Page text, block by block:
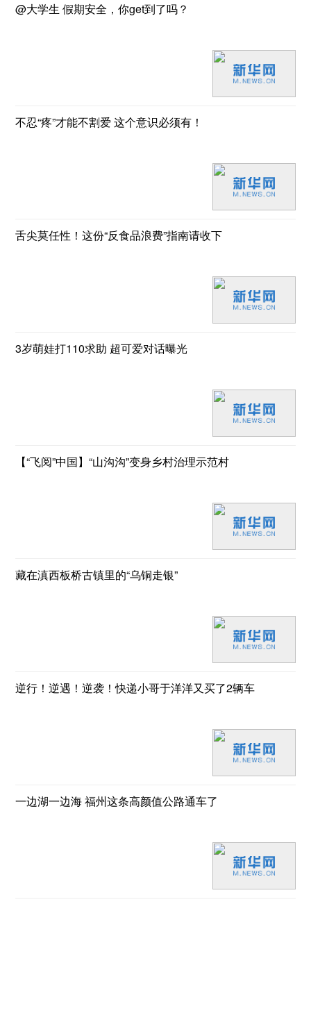
@大学生 假期安全，你get到了吗？
不忍“疼”才能不割爱 这个意识必须有！
舌尖莫任性！这份“反食品浪费”指南请收下
3岁萌娃打110求助 超可爱对话曝光
【“飞阅”中国】“山沟沟”变身乡村治理示范村
藏在滇西板桥古镇里的“乌铜走银”
逆行！逆遇！逆袭！快递小哥于洋洋又买了2辆车
一边湖一边海 福州这条高颜值公路通车了